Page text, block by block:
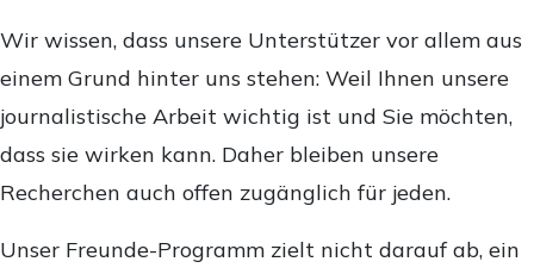
Wir wissen, dass unsere Unterstützer vor allem aus
einem Grund hinter uns stehen: Weil Ihnen unsere
journalistische Arbeit wichtig ist und Sie möchten,
dass sie wirken kann. Daher bleiben unsere
Recherchen auch offen zugänglich für jeden.
Unser Freunde-Programm zielt nicht darauf ab, ein